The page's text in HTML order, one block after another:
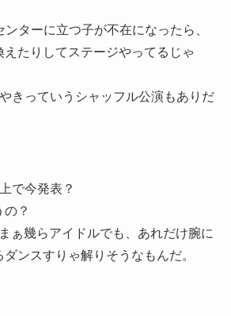
ターに立つ子が不在になったら、
たりしてステージやってるじゃ
きっていうシャッフル公演もありだ
で今発表？
？
ぁ幾らアイドルでも、あれだけ腕に
ンスすりゃ解りそうなもんだ。